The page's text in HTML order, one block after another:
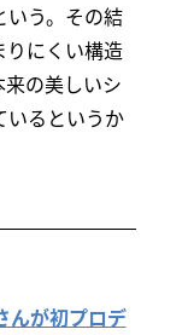
いう。その結
りにくい構造
の美しいシ
いるというか
んが初プロデ